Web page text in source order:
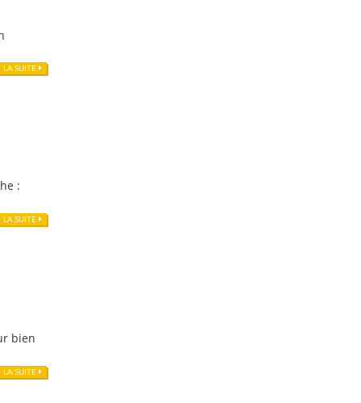
LA SUITE
:
LA SUITE
bien
LA SUITE